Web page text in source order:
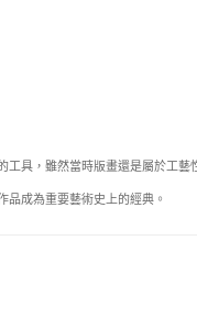
工具，雖然當時版畫還是屬於工
品成為重要藝術史上的經典。